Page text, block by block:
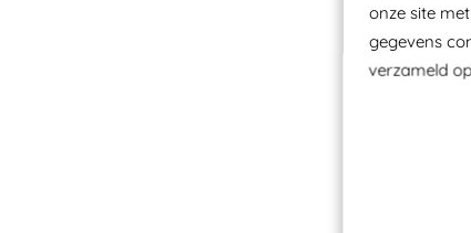
onze site
gegevens
verzameld